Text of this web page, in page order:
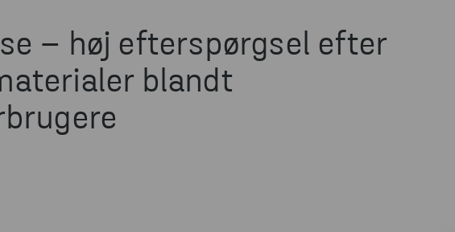
– høj efterspørgsel efter
blandt